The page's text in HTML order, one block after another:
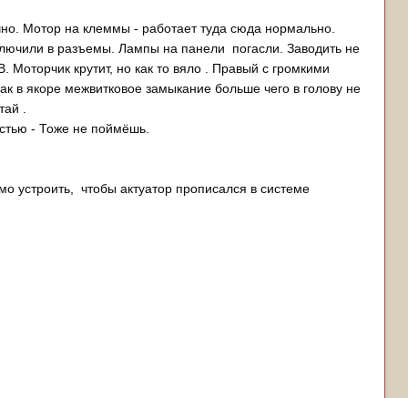
Мотор на клеммы - работает туда сюда нормально.
в разъемы. Лампы на панели погасли. Заводить не
крутит, но как то вяло . Правый с громкими
в якоре межвитковое замыкание больше чего в голову не
.
- Тоже не поймёшь.
устроить, чтобы актуатор прописался в системе